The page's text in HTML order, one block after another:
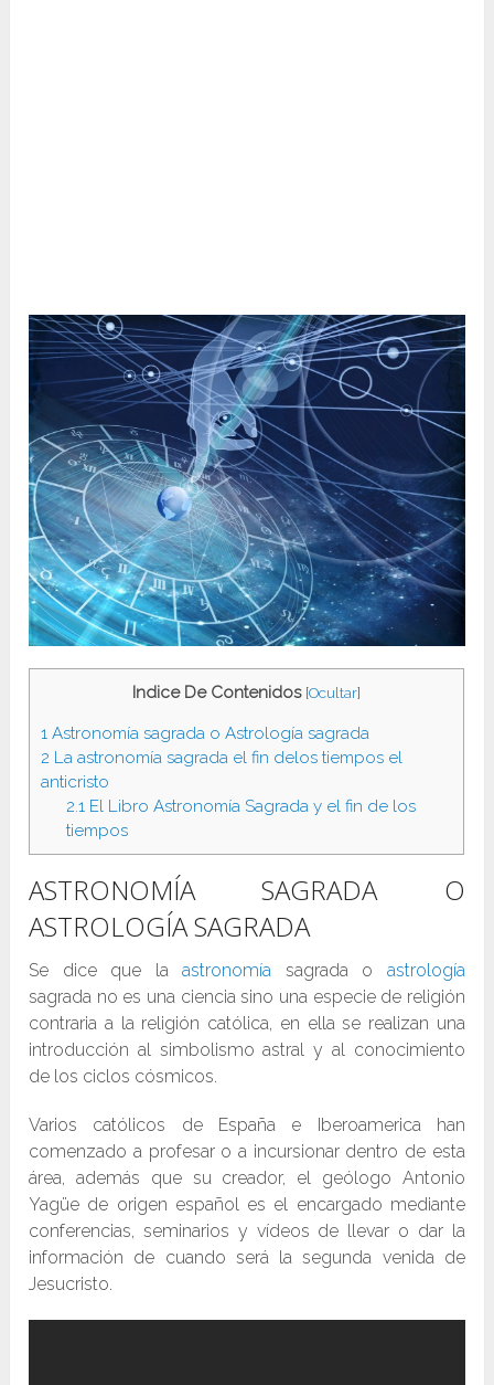
Indice De Contenidos [Ocultar]
1 Astronomía sagrada o Astrología sagrada
2 La astronomía sagrada el fin delos tiempos el
anticristo
2.1El Libro Astronomía Sagrada y el fin de los
tiempos
ASTRONOMÍA SAGRADA O
ASTROLOGÍA SAGRADA
Se dice que laastronomía sagrada o astrología
sagrada no es una ciencia sino una especie de religión
contraria a la religión católica, en ella se realizan una
introducción al simbolismo astral y al conocimiento
de los ciclos cósmicos.
Varios católicos de España e Iberoamerica han
comenzado a profesar o a incursionar dentro de esta
área, además que su creador, el geólogo Antonio
Yagüe de origen español es el encargado mediante
conferencias, seminarios y vídeos de llevar o dar la
información de cuando será la segunda venida de
Jesucristo.